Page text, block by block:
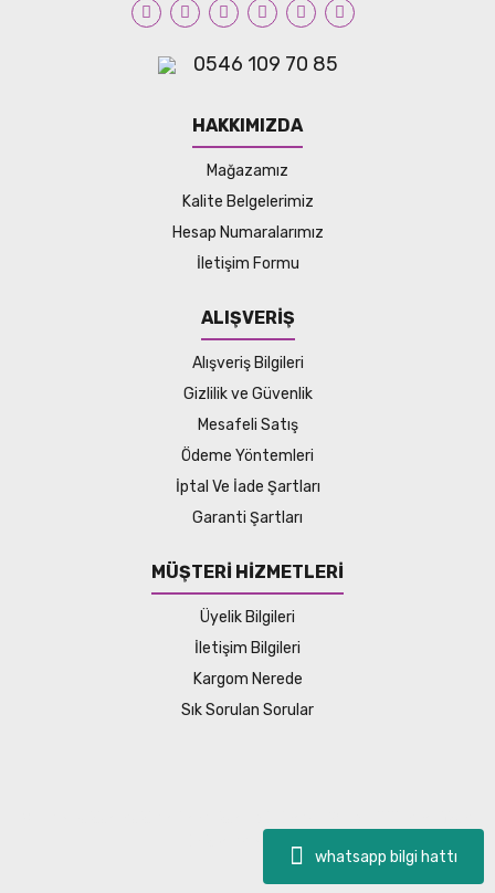
whatsapp bilgi hattı
0546 109 70 85
HAKKIMIZDA
Mağazamız
Kalite Belgelerimiz
Hesap Numaralarımız
İletişim Formu
ALIŞVERİŞ
Alışveriş Bilgileri
Gizlilik ve Güvenlik
Mesafeli Satış
Ödeme Yöntemleri
İptal Ve İade Şartları
Garanti Şartları
MÜŞTERİ HİZMETLERİ
Üyelik Bilgileri
İletişim Bilgileri
Kargom Nerede
Sık Sorulan Sorular